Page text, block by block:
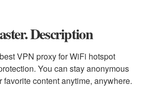
Description
VPN proxy for WiFi hotspot
You can stay anonymous
content anytime, anywhere.